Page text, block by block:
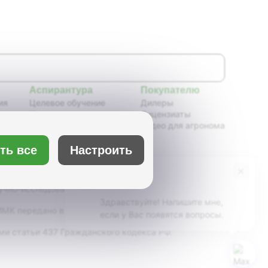
Аспирантура
Целевое обучение
Новости аспирантуры
Портфолио аспирантов
Расписание
Учебно-методическое
обеспечение
Покупателю
Дилеры
Лицензиаты
Видео для агронома
исследовательский институт масличных
все Настроить